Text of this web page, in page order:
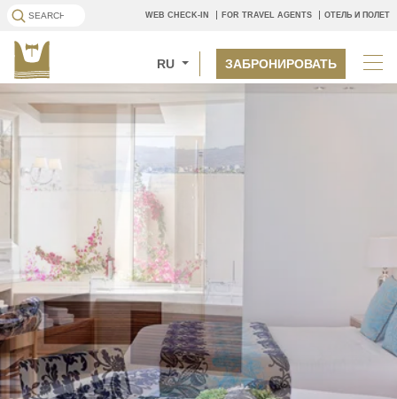
WEB CHECK-IN FOR TRAVEL AGENTS ОТЕЛЬ И ПОЛЕТ
RU ЗАБРОНИРОВАТЬ